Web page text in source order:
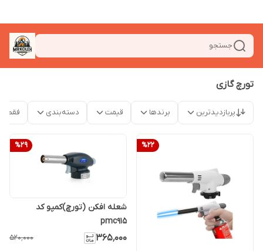
جستجو
تورچ گازی
پربازدیدترین برندها قیمت دسته‌بندی فقط
%22
%29
شعله افکن (تورچ)کمپو کد
pmc915
۳۶۵٬۰۰۰ ۵۲۰٬۰۰۰